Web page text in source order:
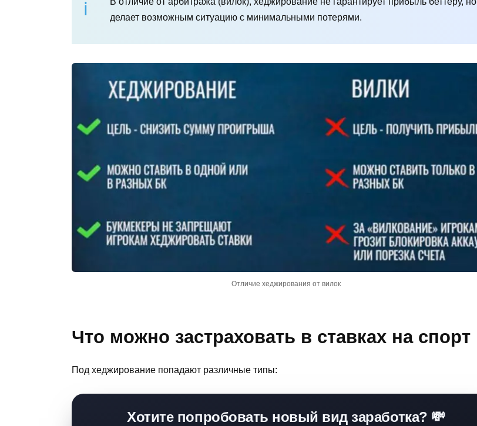
делает возможным ситуацию с минимальными потерями.
Отличие хеджирования от вилок
Что можно застраховать в ставках на спорт
Под хеджирование попадают различные типы:
Хотите попробовать новый вид заработка? 💸